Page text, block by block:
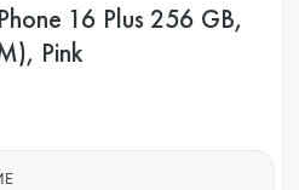
16 Plus 256 GB,
Pink